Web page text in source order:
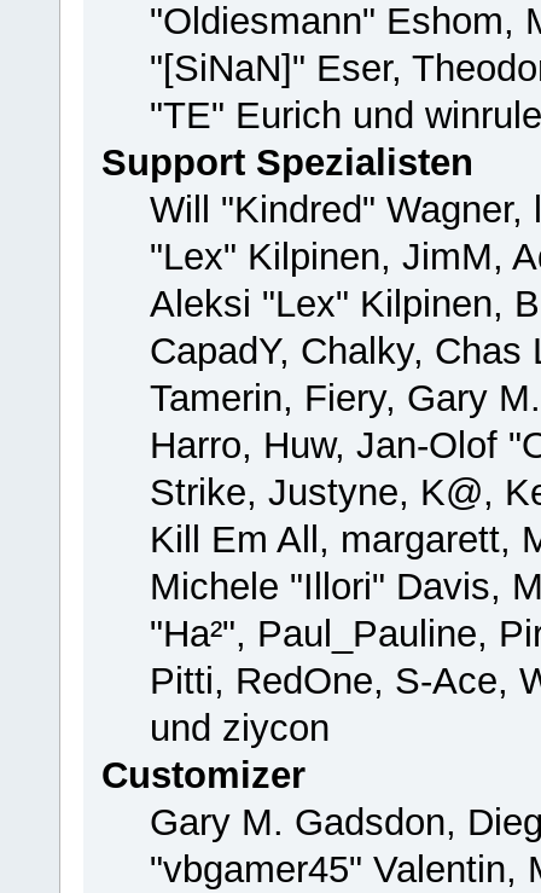
"Oldiesmann" Eshom,
"[SiNaN]" Eser,
"TE" Eurich und
Support Spezialisten
Will "Kindred"
"Lex" Kilpinen, JimM,
Aleksi "Lex" Kilpinen,
CapadY, Chalky,
Tamerin, Fiery, Gary
Harro, Huw, Jan-Olof
Strike, Justyne, K@,
Kill Em All, margarett,
Michele "Illori" Davis,
"Ha²", Paul_Pauline,
Pitti, RedOne, S-Ace,
und ziycon
Customizer
Gary M. Gadsdon,
"vbgamer45"